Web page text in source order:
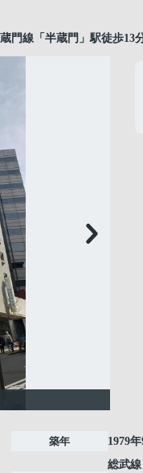
門線「半蔵門」駅徒歩13
築年 1979
総武線